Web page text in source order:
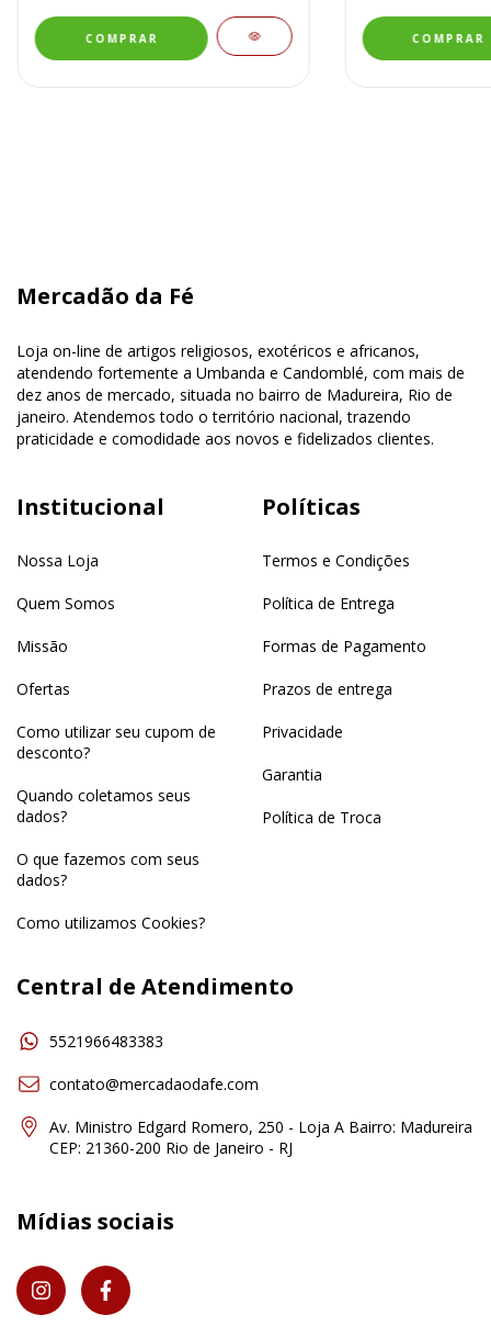
Mercadão da Fé
Loja on-line de artigos religiosos, exotéricos e africanos,
atendendo fortemente a Umbanda e Candomblé, com mais de
dez anos de mercado, situada no bairro de Madureira, Rio de
janeiro. Atendemos todo o território nacional, trazendo
praticidade e comodidade aos novos e fidelizados clientes.
Institucional
Nossa Loja
Quem Somos
Missão
Ofertas
Como utilizar seu cupom de
desconto?
Quando coletamos seus
dados?
O que fazemos com seus
dados?
Como utilizamos Cookies?
Políticas
Termos e Condições
Política de Entrega
Formas de Pagamento
Prazos de entrega
Privacidade
Garantia
Política de Troca
Central de Atendimento
5521966483383
contato@mercadaodafe.com
Av. Ministro Edgard Romero, 250 - Loja A Bairro: Madureira
CEP: 21360-200 Rio de Janeiro - RJ
Mídias sociais